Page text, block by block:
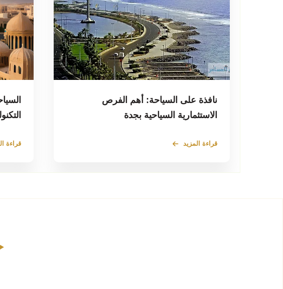
نافذة على السياحة: أهم الفرص
الاستثمارية السياحية بجدة
قراءة المزيد قراءة